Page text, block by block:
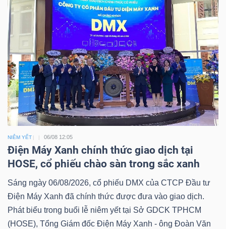
NIÊM YẾT 06/08 12:05
Điện Máy Xanh chính thức giao dịch tại
HOSE, cổ phiếu chào sàn trong sắc xanh
Sáng ngày 06/08/2026, cổ phiếu DMX của CTCP Đầu tư
Điện Máy Xanh đã chính thức được đưa vào giao dịch.
Phát biểu trong buổi lễ niêm yết tại Sở GDCK TPHCM
(HOSE), Tổng Giám đốc Điện Máy Xanh - ông Đoàn Văn